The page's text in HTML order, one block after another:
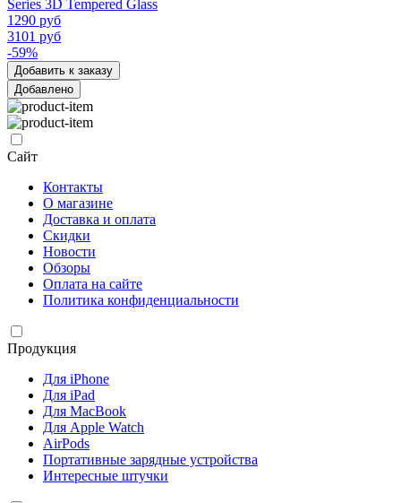
Series 3D Tempered Glass
1290 руб
3101 руб
-59%
Добавить к заказу
Добавлено
Сайт
Контакты
О магазине
Доставка и оплата
Скидки
Новости
Обзоры
Оплата на сайте
Политика конфиденциальности
Продукция
Для iPhone
Для iPad
Для MacBook
Для Apple Watch
AirPods
Портативные зарядные устройства
Интересные штучки